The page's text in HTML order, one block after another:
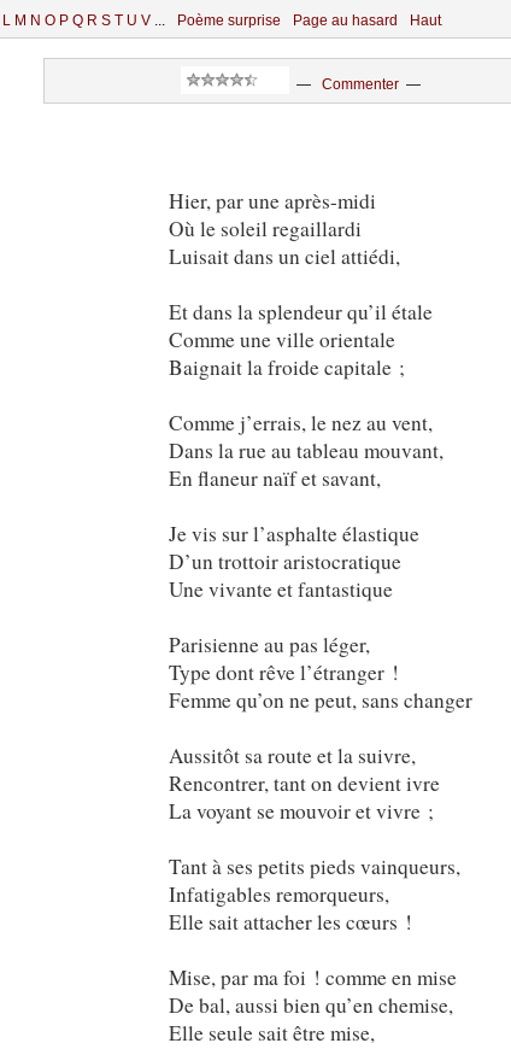
L M N O P Q R S T U V ... Poème surprise Page au hasard Haut
— Commenter—
Hier, par une après-midi
Où le soleil regaillardi
Luisait dans un ciel attiédi,
Et dans la splendeur qu’il étale
Comme une ville orientale
Baignait la froide capitale ;
Comme j’errais, le nez au vent,
Dans la rue au tableau mouvant,
En flaneur naïf et savant,
Je vis sur l’asphalte élastique
D’un trottoir aristocratique
Une vivante et fantastique
Parisienne au pas léger,
Type dont rêve l’étranger !
Femme qu’on ne peut, sans changer
Aussitôt sa route et la suivre,
Rencontrer, tant on devient ivre
La voyant se mouvoir et vivre ;
Tant à ses petits pieds vainqueurs,
Infatigables remorqueurs,
Elle sait attacher les cœurs !
Mise, par ma foi ! comme en mise
De bal, aussi bien qu’en chemise,
Elle seule sait être mise,